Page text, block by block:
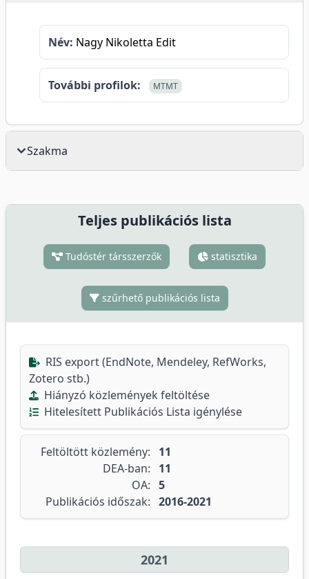
Név: Nagy Nikoletta Edit
További profilok: MTMT
Szakma
Teljes publikációs lista
Tudóstér társszerzők statisztika
szűrhető publikációs lista
RIS export (EndNote, Mendeley, RefWorks,
Zotero stb.)
Hiányzó közlemények feltöltése
Hitelesített Publikációs Lista igénylése
Feltöltött közlemény:
11
DEA-ban:
11
OA: 5
Publikációs időszak: 2016-2021
2021